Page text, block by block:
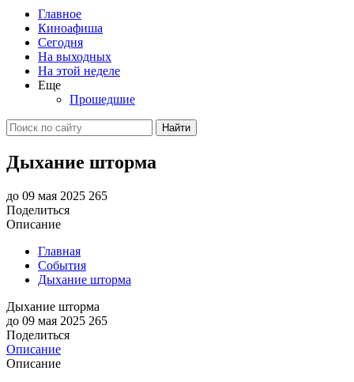
Главное
Киноафиша
Сегодня
На выходных
На этой неделе
Еще
Прошедшие
Найти
Дыхание шторма
до 09 мая 2025 265
Поделиться
Описание
Главная
События
Дыхание шторма
Дыхание шторма
до 09 мая 2025 265
Поделиться
Описание
Описание